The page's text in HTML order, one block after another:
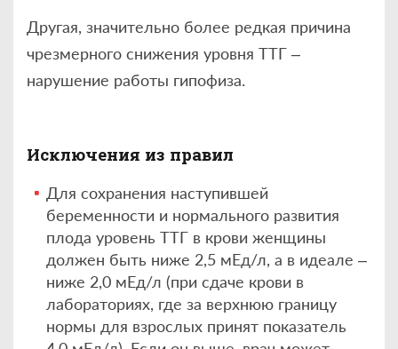
Другая, значительно более редкая причина
чрезмерного снижения уровня ТТГ –
нарушение работы гипофиза.
Исключения из правил
Для сохранения наступившей
беременности и нормального развития
плода уровень ТТГ в крови женщины
должен быть ниже 2,5 мЕд/л, а в идеале –
ниже 2,0 мЕд/л (при сдаче крови в
лабораториях, где за верхнюю границу
нормы для взрослых принят показатель